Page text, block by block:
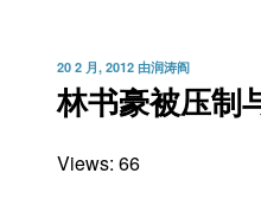
发
布
于
20 2 月, 2012 由润涛阎
林书豪被压制
Views: 66